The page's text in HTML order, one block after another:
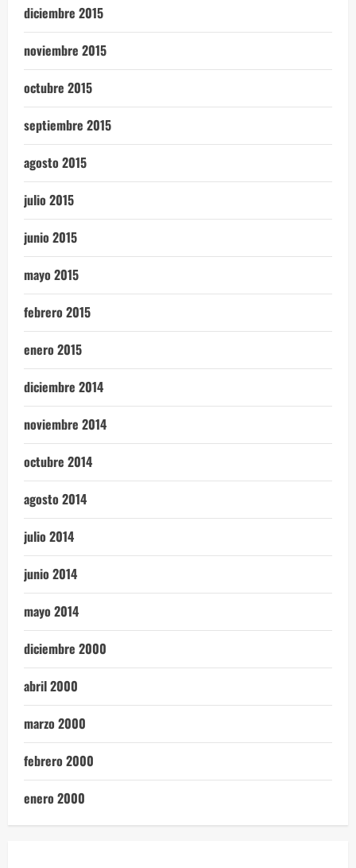
diciembre 2015
noviembre 2015
octubre 2015
septiembre 2015
agosto 2015
julio 2015
junio 2015
mayo 2015
febrero 2015
enero 2015
diciembre 2014
noviembre 2014
octubre 2014
agosto 2014
julio 2014
junio 2014
mayo 2014
diciembre 2000
abril 2000
marzo 2000
febrero 2000
enero 2000